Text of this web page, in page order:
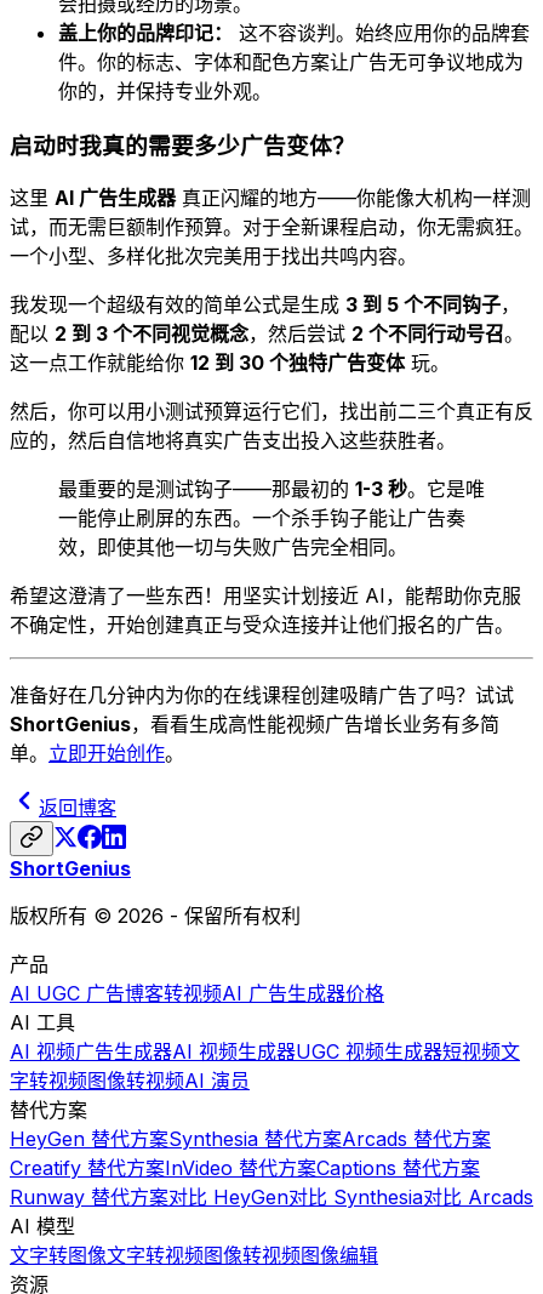
盖上你的品牌印记：
这不容谈判。始终应用你的品牌套
件。你的标志、字体和配色方案让广告无可争议地成为
你的，并保持专业外观。
启动时我真的需要多少广告变体？
这里 AI 广告生成器真正闪耀的地方——你能像大机构一样测
试，而无需巨额制作预算。对于全新课程启动，你无需疯狂。
一个小型、多样化批次完美用于找出共鸣内容。
我发现一个超级有效的简单公式是生成 3 到 5 个不同钩子，
配以 2 到 3 个不同视觉概念，然后尝试 2 个不同行动号召。
这一点工作就能给你 12 到 30 个独特广告变体玩。
然后，你可以用小测试预算运行它们，找出前二三个真正有反
应的，然后自信地将真实广告支出投入这些获胜者。
最重要的是测试钩子——那最初的 1-3 秒。它是唯
一能停止刷屏的东西。一个杀手钩子能让广告奏
效，即使其他一切与失败广告完全相同。
希望这澄清了一些东西！用坚实计划接近 AI，能帮助你克服
不确定性，开始创建真正与受众连接并让他们报名的广告。
准备好在几分钟内为你的在线课程创建吸睛广告了吗？试试
ShortGenius，看看生成高性能视频广告增长业务有多简
单。 立即开始创作。
返回博客
ShortGenius
版权所有 © 2026 - 保留所有权利
产品
AI UGC 广告博客转视频AI 广告生成器价格
AI 工具
AI 视频广告生成器AI 视频生成器UGC 视频生成器短视频文
字转视频图像转视频AI 演员
替代方案
HeyGen 替代方案Synthesia 替代方案Arcads 替代方案
Creatify 替代方案InVideo 替代方案Captions 替代方案
Runway 替代方案对比 HeyGen对比 Synthesia对比 Arcads
AI 模型
文字转图像文字转视频图像转视频图像编辑
资源